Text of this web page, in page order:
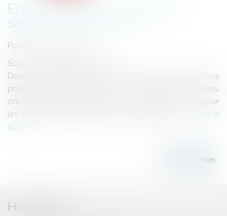
Entente illégale : un cartel du
sandwich sanctionné
Publié le :
Source :
Daunat, Roland Monterrat et La Toque Angevine, les trois
principaux fabricants français de sandwichs industriels,
ont reconnu s'être entendus de 2010 à 2016 pour fausser
les appels d'offres lancés par des distributeurs...
Lire la
suite
Historique